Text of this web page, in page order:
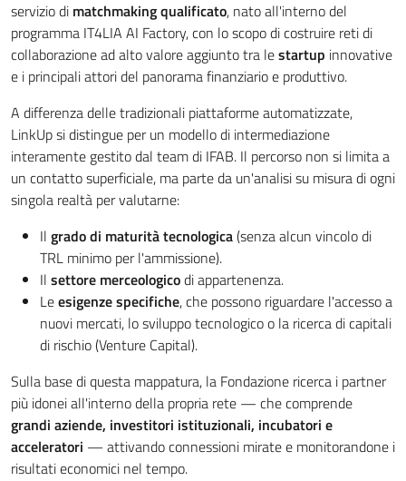
servizio di matchmaking qualificato, nato all'interno del
programma IT4LIA AI Factory, con lo scopo di costruire reti di
collaborazione ad alto valore aggiunto tra lestartup innovative
e i principali attori del panorama finanziario e produttivo.
A differenza delle tradizionali piattaforme automatizzate,
LinkUp si distingue per un modello di intermediazione
interamente gestito dal team di IFAB. Il percorso non si limita a
un contatto superficiale, ma parte da un'analisi su misura di ogni
singola realtà per valutarne:
Il grado di maturità tecnologica(senza alcun vincolo di
TRL minimo per l'ammissione).
Il settore merceologicodi appartenenza.
Leesigenze specifiche, che possono riguardare l'accesso a
nuovi mercati, lo sviluppo tecnologico o la ricerca di capitali
di rischio (Venture Capital).
Sulla base di questa mappatura, la Fondazione ricerca i partner
più idonei all'interno della propria rete — che comprende
grandi aziende, investitori istituzionali, incubatori e
acceleratori — attivando connessioni mirate e monitorandone i
risultati economici nel tempo.